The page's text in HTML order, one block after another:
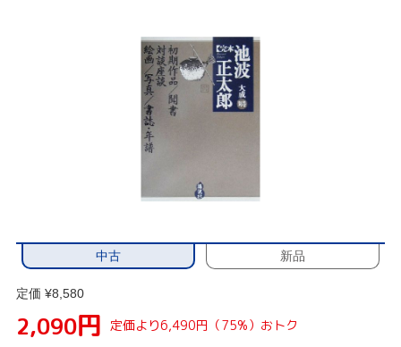
中古 新品
定価 ¥8,580
2,090円 定価より6,490円（75%）おトク